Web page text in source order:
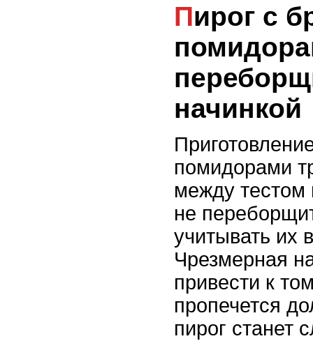
Пирог с брокколи и
начинкой
помидорами
между тестом
не
учитывать их
Чрезмерная
привести к
пропечется
пирог станет